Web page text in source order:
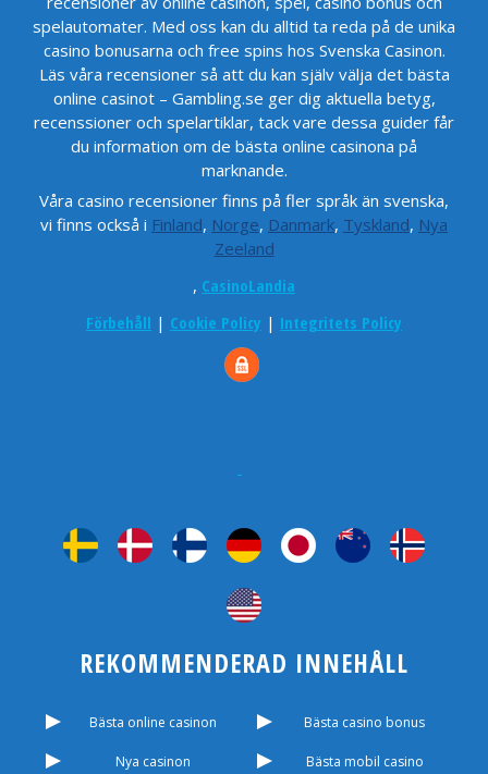
spelautomater. Med oss kan du alltid ta reda på de unika
casino bonusarna och free spins hos Svenska Casinon.
Läs våra recensioner så att du kan själv välja det bästa
online casinot – Gambling.se ger dig aktuella betyg,
recenssioner och spelartiklar, tack vare dessa guider får
du information om de bästa online casinona på
marknande.
Våra casino recensioner finns på fler språk än svenska,
vi finns också i Finland, Norge, Danmark, Tyskland, Nya
Zeeland
, CasinoLandia
Förbehåll | Cookie Policy | Integritets Policy
REKOMMENDERAD INNEHÅLL
Bästa online casinon Bästa casino bonus
Nya casinon Bästa mobil casino